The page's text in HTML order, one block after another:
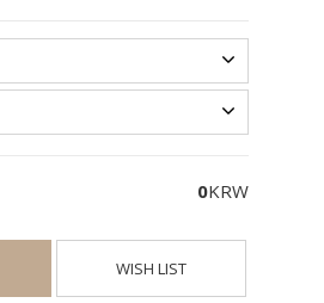
0KRW
WISH LIST